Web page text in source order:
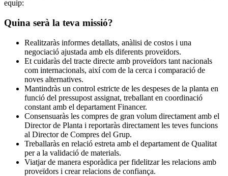
equip:
Quina serà la teva missió?
Realitzaràs informes detallats, anàlisi de costos i una
negociació ajustada amb els diferents proveïdors.
Et cuidaràs del tracte directe amb proveïdors tant nacionals
com internacionals, així com de la cerca i comparació de
noves alternatives.
Mantindràs un control estricte de les despeses de la planta en
funció del pressupost assignat, treballant en coordinació
constant amb el departament Financer.
Consensuaràs les compres de gran volum directament amb el
Director de Planta i reportaràs directament les teves funcions
al Director de Compres del Grup.
Treballaràs en relació estreta amb el departament de Qualitat
per a la validació de materials.
Viatjar de manera esporàdica per fidelitzar les relacions amb
proveïdors i crear relacions de confiança.